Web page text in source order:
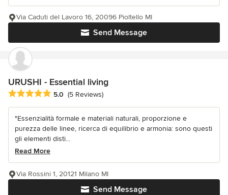
Send Message
Via Caduti del Lavoro 16, 20096 Pioltello MI
URUSHI - Essential living
Average rating: 5 out of 5 stars
5.0 (5 Reviews)
"Essenzialità formale e materiali naturali, proporzione e
purezza delle linee, ricerca di equilibrio e armonia: sono questi
gli elementi disti...
Read More
Send Message
Via Rossini 1, 20121 Milano MI